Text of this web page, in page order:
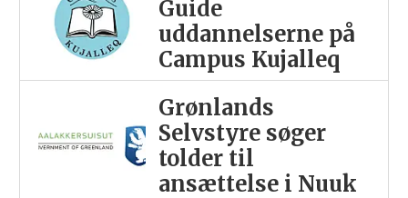
Guide
uddannelserne på
Campus Kujalleq
Grønlands
Selvstyre søger
tolder til
ansættelse i Nuuk